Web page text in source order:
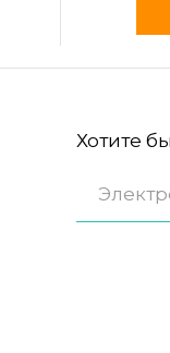
Хотите